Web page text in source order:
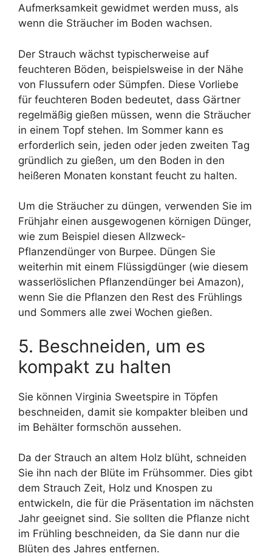
Aufmerksamkeit gewidmet werden muss, als
wenn die Sträucher im Boden wachsen.
Der Strauch wächst typischerweise auf
feuchteren Böden, beispielsweise in der Nähe
von Flussufern oder Sümpfen. Diese Vorliebe
für feuchteren Boden bedeutet, dass Gärtner
regelmäßig gießen müssen, wenn die Sträucher
in einem Topf stehen. Im Sommer kann es
erforderlich sein, jeden oder jeden zweiten Tag
gründlich zu gießen, um den Boden in den
heißeren Monaten konstant feucht zu halten.
Um die Sträucher zu düngen, verwenden Sie im
Frühjahr einen ausgewogenen körnigen Dünger,
wie zum Beispiel diesen Allzweck-
Pflanzendünger von Burpee. Düngen Sie
weiterhin mit einem Flüssigdünger (wie diesem
wasserlöslichen Pflanzendünger bei Amazon),
wenn Sie die Pflanzen den Rest des Frühlings
und Sommers alle zwei Wochen gießen.
5. Beschneiden, um es
kompakt zu halten
Sie können Virginia Sweetspire in Töpfen
beschneiden, damit sie kompakter bleiben und
im Behälter formschön aussehen.
Da der Strauch an altem Holz blüht, schneiden
Sie ihn nach der Blüte im Frühsommer. Dies gibt
dem Strauch Zeit, Holz und Knospen zu
entwickeln, die für die Präsentation im nächsten
Jahr geeignet sind. Sie sollten die Pflanze nicht
im Frühling beschneiden, da Sie dann nur die
Blüten des Jahres entfernen.